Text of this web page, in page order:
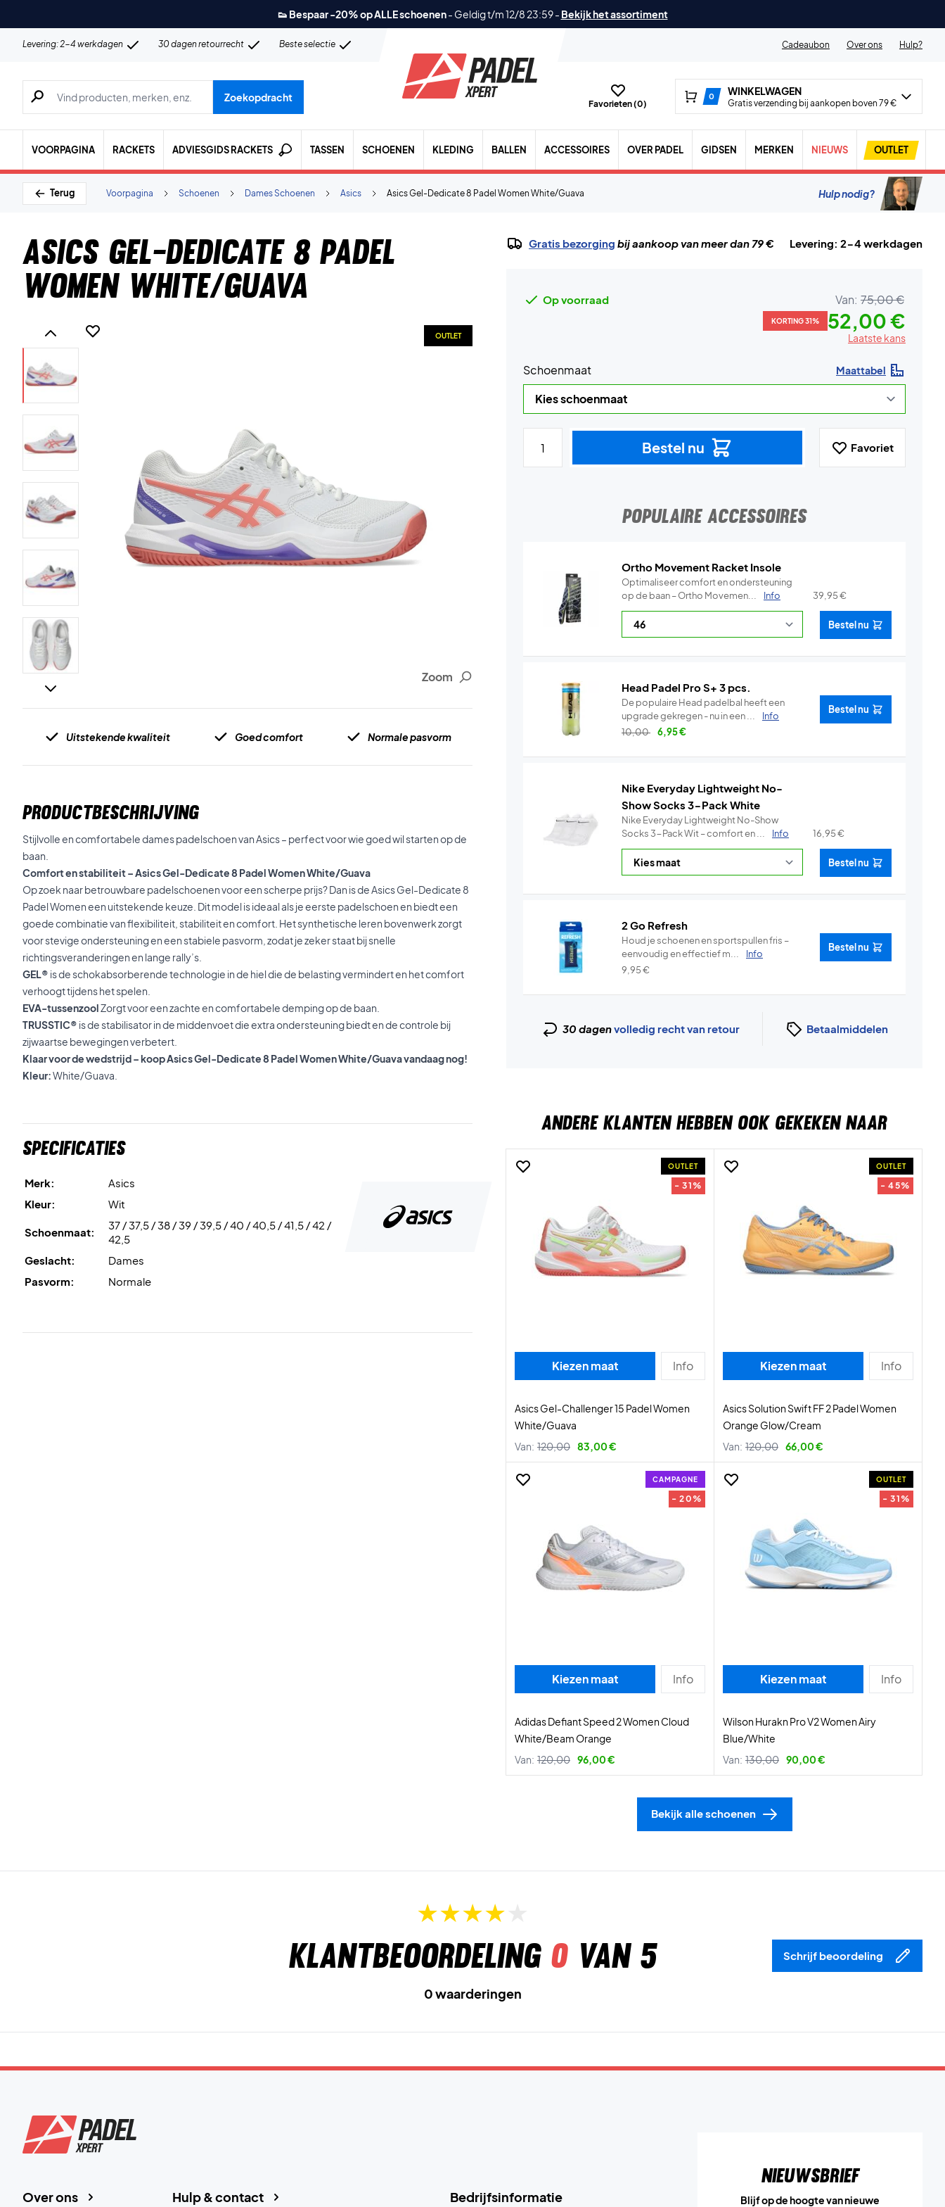
👟 Bespaar -20% op ALLE schoenen- Geldig t/m 12/8 23:59- Bekijk het assortiment
Levering: 2-4 werkdagen 30 dagen retourrecht Beste selectie Cadeaubon Over ons Hulp?
Zoeken naar producten, merken etc.
Zoekopdracht
Favorieten (0)
0 WINKELWAGEN
Gratis verzending bij aankopen boven 79 €
VOORPAGINA RACKETS ADVIESGIDS RACKETS TASSEN SCHOENEN KLEDING BALLEN ACCESSOIRES OVER PADEL GIDSEN MERKEN NIEUWS OUTLET
Terug Asics Gel-Dedicate 8 Padel Women White/Guava
Asics
Dames Schoenen
Schoenen
Voorpagina Hulp nodig?
Asics Gel-Dedicate 8 Padel
Women White/Guava
Zoom
OUTLET
Uitstekende kwaliteit Goed comfort Normale pasvorm
PRODUCTBESCHRIJVING
Stijlvolle en comfortabele dames padelschoen van Asics – perfect voor wie goed wil starten op de
baan.
Comfort en stabiliteit – Asics Gel-Dedicate 8 Padel Women White/Guava
Op zoek naar betrouwbare padelschoenen voor een scherpe prijs? Dan is de Asics Gel-Dedicate 8
Padel Women een uitstekende keuze. Dit model is ideaal als je eerste padelschoen en biedt een
goede combinatie van flexibiliteit, stabiliteit en comfort. Het synthetische leren bovenwerk zorgt
voor stevige ondersteuning en een stabiele pasvorm, zodat je zeker staat bij snelle
richtingsveranderingen en lange rally’s.
GEL® is de schokabsorberende technologie in de hiel die de belasting vermindert en het comfort
verhoogt tijdens het spelen.
EVA-tussenzoolZorgt voor een zachte en comfortabele demping op de baan.
TRUSSTIC® is de stabilisator in de middenvoet die extra ondersteuning biedt en de controle bij
zijwaartse bewegingen verbetert.
Klaar voor de wedstrijd – koop Asics Gel-Dedicate 8 Padel Women White/Guava vandaag nog!
Kleur:White/Guava.
Specificaties
Merk:
Asics
Kleur:
Wit
Schoenmaat:
37 / 37,5 / 38 / 39 / 39,5 / 40 / 40,5 / 41,5 / 42 /
42,5
Geslacht:
Dames
Pasvorm:
Normale
Gratis bezorging bij aankoop van meer dan 79 € Levering: 2-4 werkdagen
Op voorraad Van: 75,00 €
KORTING 31% 52,00 €
Laatste kans
Schoenmaat Maattabel
Bestel nu Favoriet
POPULAIRE ACCESSOIRES
Ortho Movement Racket Insole
Optimaliseer comfort en ondersteuning
op de baan – Ortho Movemen...
Info 39,95€
Bestel nu
Head Padel Pro S+ 3 pcs.
De populaire Head padelbal heeft een
upgrade gekregen - nu in een ...
Info
10,00
6,95€
Bestel nu
Nike Everyday Lightweight No-
Show Socks 3-Pack White
Nike Everyday Lightweight No-Show
Socks 3-Pack Wit – comfort en ...
Info 16,95€
Bestel nu
2 Go Refresh
Houd je schoenen en sportspullen fris –
eenvoudig en effectief m...
Info
9,95€
Bestel nu
30 dagenvolledig recht van retour Betaalmiddelen
ANDERE KLANTEN HEBBEN OOK GEKEKEN NAAR
OUTLET
- 31%
Kiezen maat Info
Asics Gel-Challenger 15 Padel Women
White/Guava
Van: 120,00 83,00 €
OUTLET
- 45%
Kiezen maat Info
Asics Solution Swift FF 2 Padel Women
Orange Glow/Cream
Van: 120,00 66,00 €
CAMPAGNE
- 20%
Kiezen maat Info
Adidas Defiant Speed 2 Women Cloud
White/Beam Orange
Van: 120,00 96,00 €
OUTLET
- 31%
Kiezen maat Info
Wilson Hurakn Pro V2 Women Airy
Blue/White
Van: 130,00 90,00 €
Bekijk alle schoenen
Klantbeoordeling 0van 5 Schrijf beoordeling
0 waarderingen
Bedrijfsinformatie
Hulp & contact
Over ons
Nieuwsbrief
Blijf op de hoogte van nieuwe